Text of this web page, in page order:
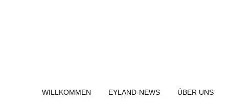
WILLKOMMEN EYLAND-NEWS ÜBER UNS